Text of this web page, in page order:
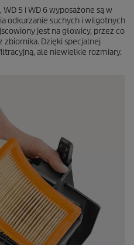
5 i WD 6 wyposażone są w
odkurzanie suchych i wilgotnych
jest na głowicy, przez co
Dzięki specjalnej
ale niewielkie rozmiary.